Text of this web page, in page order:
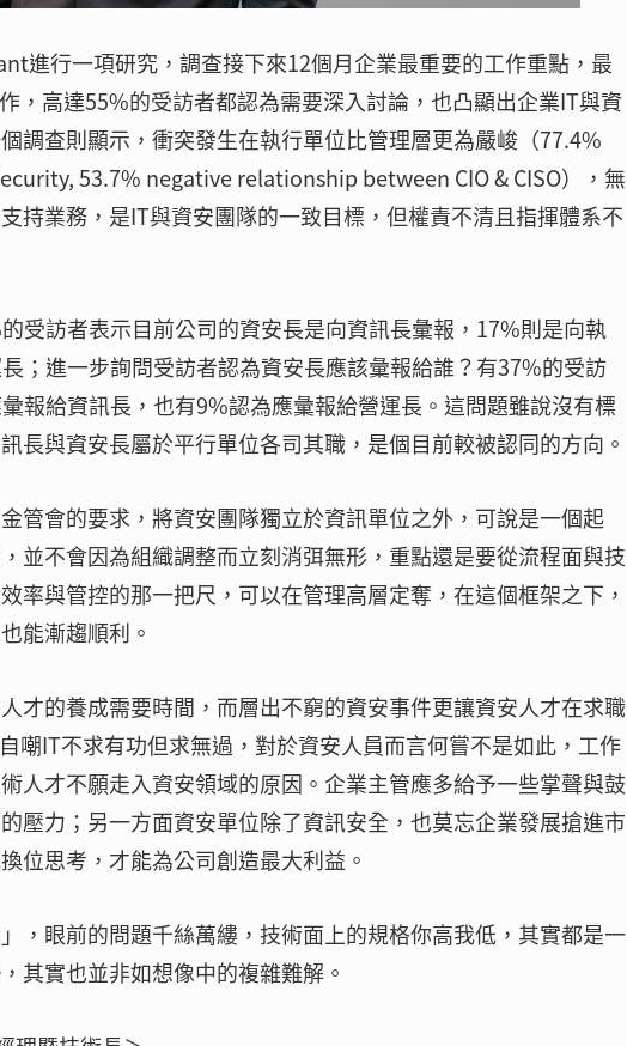
進行一項研究，調查接下來12個月企業最重要的工作重點，最
，高達55%的受訪者都認為需要深入討論，也凸顯出企業IT與資
調查則顯示，衝突發生在執行單位比管理層更為嚴峻（77.4%
53.7% negative relationship between CIO & CISO），無
持業務，是IT與資安團隊的一致目標，但權責不清且指揮體系不
受訪者表示目前公司的資安長是向資訊長彙報，17%則是向執
；進一步詢問受訪者認為資安長應該彙報給誰？有37%的受訪
報給資訊長，也有9%認為應彙報給營運長。這問題雖說沒有標
長與資安長屬於平行單位各司其職，是個目前較被認同的方向。
管會的要求，將資安團隊獨立於資訊單位之外，可說是一個起
並不會因為組織調整而立刻消弭無形，重點還是要從流程面與技
率與管控的那一把尺，可以在管理高層定奪，在這個框架之下，
能漸趨順利。
才的養成需要時間，而層出不窮的資安事件更讓資安人才在求職
嘲IT不求有功但求無過，對於資安人員而言何嘗不是如此，工作
人才不願走入資安領域的原因。企業主管應多給予一些掌聲與鼓
壓力；另一方面資安單位除了資訊安全，也莫忘企業發展搶進市
位思考，才能為公司創造最大利益。
，眼前的問題千絲萬縷，技術面上的規格你高我低，其實都是一
其實也並非如想像中的複雜難解。